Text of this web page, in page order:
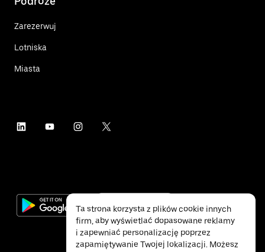
Zarezerwuj
Lotniska
Miasta
Ta strona korzysta z plików cookie innych
firm, aby wyświetlać dopasowane reklamy
i zapewniać personalizację poprzez
zapamiętywanie Twojej lokalizacji. Możesz